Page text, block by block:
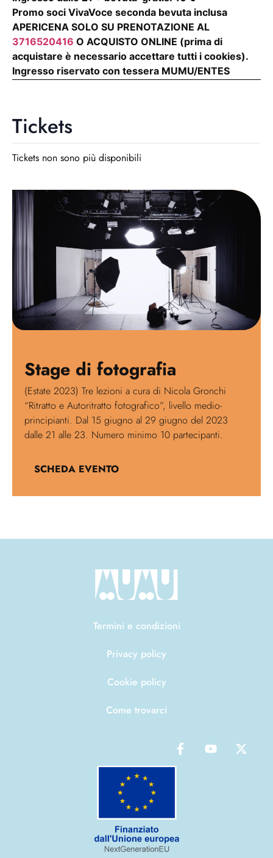
Promo soci VivaVoce seconda bevuta inclusa
APERICENA SOLO SU PRENOTAZIONE AL
3716520416 O ACQUISTO ONLINE (prima di
acquistare è necessario accettare tutti i cookies).
Ingresso riservato con tessera MUMU/ENTES
Tickets
Tickets non sono più disponibili
Stage di fotografia
(Estate 2023) Tre lezioni a cura di Nicola Gronchi
“Ritratto e Autoritratto fotografico”, livello medio-
principianti. Dal 15 giugno al 29 giugno del 2023
dalle 21 alle 23. Numero minimo 10 partecipanti.
SCHEDA EVENTO
Termini e condizioni
Privacy policy
Cookie policy
Come trovarci